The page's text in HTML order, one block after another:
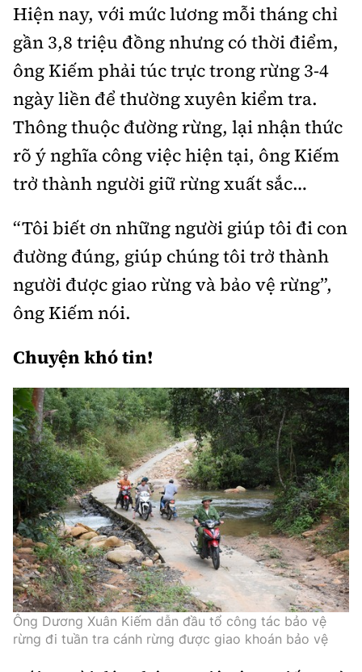
Hiện nay, với mức lương mỗi tháng chỉ
gần 3,8 triệu đồng nhưng có thời điểm,
ông Kiếm phải túc trực trong rừng 3-4
ngày liền để thường xuyên kiểm tra.
Thông thuộc đường rừng, lại nhận thức
rõ ý nghĩa công việc hiện tại, ông Kiếm
trở thành người giữ rừng xuất sắc…
“Tôi biết ơn những người giúp tôi đi con
đường đúng, giúp chúng tôi trở thành
người được giao rừng và bảo vệ rừng”,
ông Kiếm nói.
Chuyện khó tin!
Ông Dương Xuân Kiếm dẫn đầu tổ công tác bảo vệ
rừng đi tuần tra cánh rừng được giao khoán bảo vệ